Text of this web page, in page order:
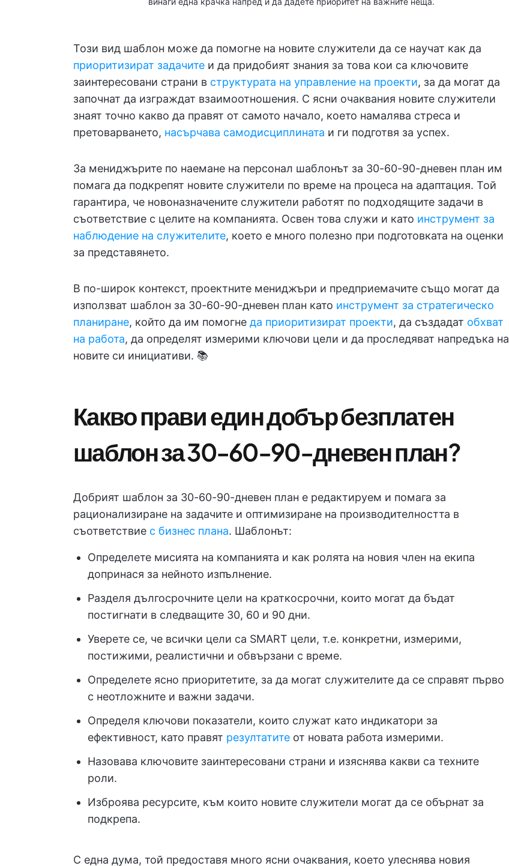
Този вид шаблон може да помогне на новите служители да се научат как да
приоритизират задачите и да придобият знания за това кои са ключовите
заинтересовани страни в структурата на управление на проекти, за да могат да
започнат да изграждат взаимоотношения. С ясни очаквания новите служители
знаят точно какво да правят от самото начало, което намалява стреса и
претоварването, насърчава самодисциплината и ги подготвя за успех.
За мениджърите по наемане на персонал шаблонът за 30-60-90-дневен план им
помага да подкрепят новите служители по време на процеса на адаптация. Той
гарантира, че новоназначените служители работят по подходящите задачи в
съответствие с целите на компанията. Освен това служи и като инструмент за
наблюдение на служителите, което е много полезно при подготовката на оценки
за представянето.
В по-широк контекст, проектните мениджъри и предприемачите също могат да
използват шаблон за 30-60-90-дневен план като инструмент за стратегическо
планиране, който да им помогне да приоритизират проекти, да създадат обхват
на работа, да определят измерими ключови цели и да проследяват напредъка на
новите си инициативи. 📚
Какво прави един добър безплатен
шаблон за 30-60-90-дневен план?
Добрият шаблон за 30-60-90-дневен план е редактируем и помага за
рационализиране на задачите и оптимизиране на производителността в
съответствие с бизнес плана. Шаблонът:
Определете мисията на компанията и как ролята на новия член на екипа
допринася за нейното изпълнение.
Разделя дългосрочните цели на краткосрочни, които могат да бъдат
постигнати в следващите 30, 60 и 90 дни.
Уверете се, че всички цели са SMART цели, т.е. конкретни, измерими,
постижими, реалистични и обвързани с време.
Определете ясно приоритетите, за да могат служителите да се справят първо
с неотложните и важни задачи.
Определя ключови показатели, които служат като индикатори за
ефективност, като правят резултатите от новата работа измерими.
Назовава ключовите заинтересовани страни и изяснява какви са техните
роли.
Изброява ресурсите, към които новите служители могат да се обърнат за
подкрепа.
С една дума, той предоставя много ясни очаквания, което улеснява новия